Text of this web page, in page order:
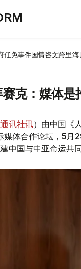
任免事件国情咨文跨里海
赛克：媒体
讯社讯）由中国《
体合作论坛，5月
中国与中亚命运共同